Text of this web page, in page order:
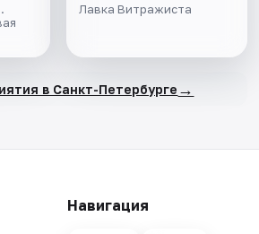
Лавка Витражиста
в Санкт-Петербурге →
Навигация